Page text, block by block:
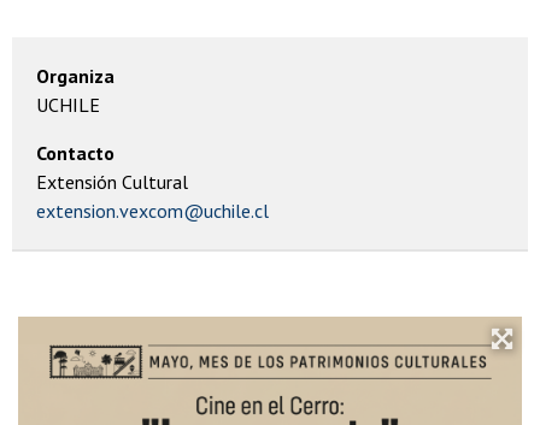
Organiza
UCHILE
Contacto
Extensión Cultural
extension.vexcom@uchile.cl